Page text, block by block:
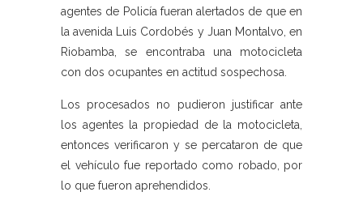
agentes de Policía fueran alertados de que en
la avenida Luis Cordobés y Juan Montalvo, en
Riobamba, se encontraba una motocicleta
con dos ocupantes en actitud sospechosa.
Los procesados no pudieron justificar ante
los agentes la propiedad de la motocicleta,
entonces verificaron y se percataron de que
el vehículo fue reportado como robado, por
lo que fueron aprehendidos.